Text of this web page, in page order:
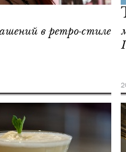
в ретро-стиле